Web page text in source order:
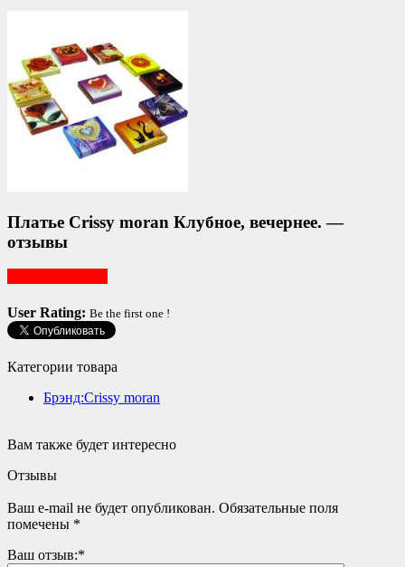
Платье Crissy moran Клубное, вечернее. —
отзывы
User Rating: Be the first one !
Категории товара
Брэнд:Crissy moran
Вам также будет интересно
Отзывы
Ваш e-mail не будет опубликован. Обязательные поля
помечены *
Ваш отзыв:*